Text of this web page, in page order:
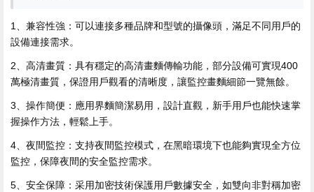
1、兼容性強：可以連接多種品牌和型號的攝像頭，滿足不同用戶的
設備連接需求。
2、高清畫質：具有穩定的高清畫麵傳輸功能，部分設備可實現400
萬極清畫質，保證用戶觀看的清晰度，讓監控畫麵細節一覽無餘。
3、操作簡便：應用界麵簡潔易用，設計直觀，新手用戶也能快速掌
握操作方法，輕鬆上手。
4、夜間監控：支持夜間監控模式，在黑暗環境下也能夠實現全方位
監控，保障夜間的安全監控需求。
5、安全保障：采用加密技術保護用戶數據安全，如雙向非對稱加密